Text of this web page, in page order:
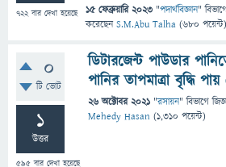
722বার দেখা হয়েছে 15 ফেব্রুয়ারি 2023 "পদার্থবিজ্ঞান"
করেছেনS.M.Abu Talha (680 পয়েন্ট)
0
টি ভোট
1
উত্তর
595 বার দেখা হয়েছে
ডিটারজেন্ট পাউডার
পানির তাপমাত্রা বৃদ্ধি
26 অক্টোবর 2021 "রসায়ন" বিভাগে
Mehedy Hasan (1,310 পয়েন্ট)